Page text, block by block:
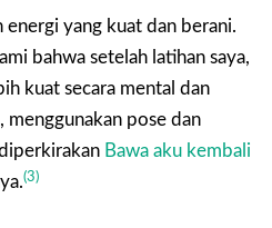
energi yang kuat dan berani.
bahwa setelah latihan saya,
kuat secara mental dan
menggunakan pose dan
Bawa aku kembali
(3)